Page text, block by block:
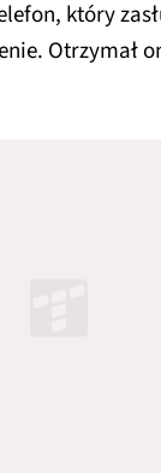
który
Otrzymał